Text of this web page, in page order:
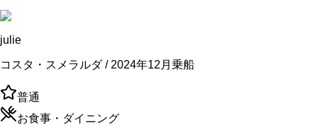
julie
コスタ・スメラルダ / 2024年12月乗船
普通
お食事・ダイニング